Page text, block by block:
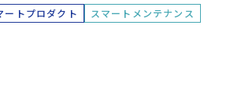
時代といわれるなかで、アフターマーケット
要視され始めています。
ートプロダクト スマートメンテナンス